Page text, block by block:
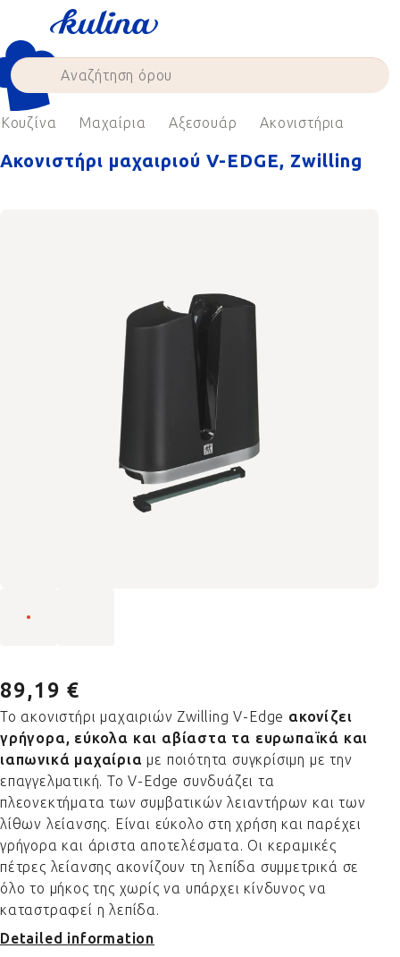
content
Κουζίνα Μαχαίρια Αξεσουάρ Ακονιστήρια
Ακονιστήρι μαχαιριού V-EDGE, Zwilling
89,19 €
Το ακονιστήρι μαχαιριών Zwilling V-Edge ακονίζει
γρήγορα, εύκολα και αβίαστα τα ευρωπαϊκά και
ιαπωνικά μαχαίρια με ποιότητα συγκρίσιμη με την
επαγγελματική. Το V-Edge συνδυάζει τα
πλεονεκτήματα των συμβατικών λειαντήρων και των
λίθων λείανσης. Είναι εύκολο στη χρήση και παρέχει
γρήγορα και άριστα αποτελέσματα. Οι κεραμικές
πέτρες λείανσης ακονίζουν τη λεπίδα συμμετρικά σε
όλο το μήκος της χωρίς να υπάρχει κίνδυνος να
καταστραφεί η λεπίδα.
Detailed information